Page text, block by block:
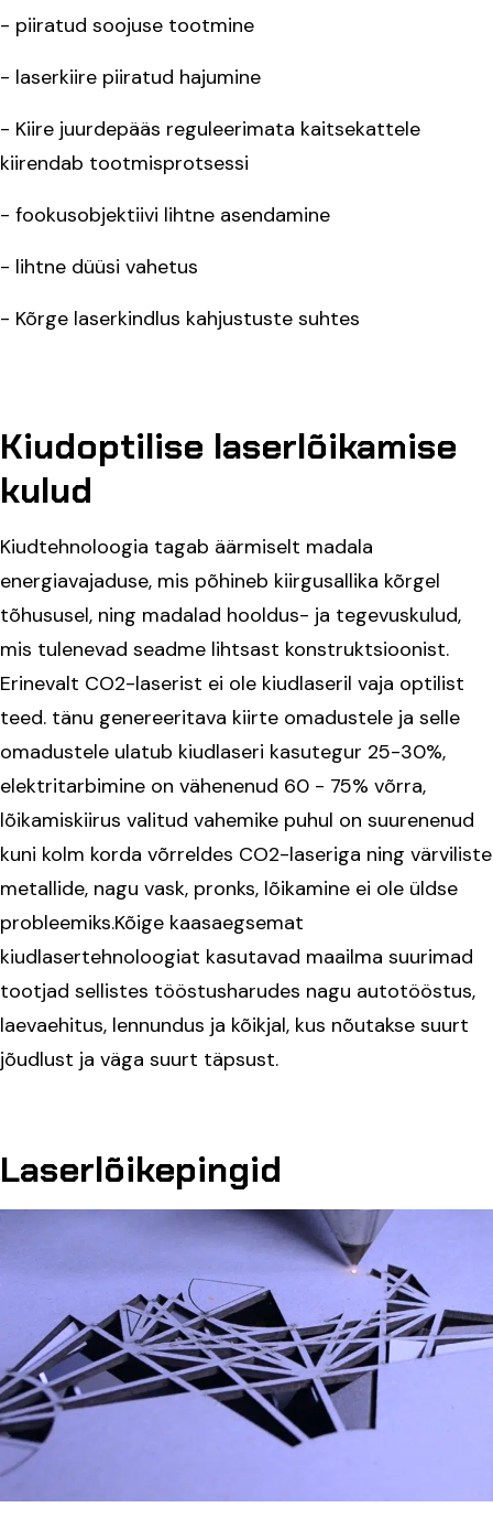
- piiratud soojuse tootmine
- laserkiire piiratud hajumine
- Kiire juurdepääs reguleerimata kaitsekattele
kiirendab tootmisprotsessi
- fookusobjektiivi lihtne asendamine
- lihtne düüsi vahetus
- Kõrge laserkindlus kahjustuste suhtes
Kiudoptilise laserlõikamise
kulud
Kiudtehnoloogia tagab äärmiselt madala
energiavajaduse, mis põhineb kiirgusallika kõrgel
tõhususel, ning madalad hooldus- ja tegevuskulud,
mis tulenevad seadme lihtsast konstruktsioonist.
Erinevalt CO2-laserist ei ole kiudlaseril vaja optilist
teed. tänu genereeritava kiirte omadustele ja selle
omadustele ulatub kiudlaseri kasutegur 25-30%,
elektritarbimine on vähenenud 60 - 75% võrra,
lõikamiskiirus valitud vahemike puhul on suurenenud
kuni kolm korda võrreldes CO2-laseriga ning värviliste
metallide, nagu vask, pronks, lõikamine ei ole üldse
probleemiks.Kõige kaasaegsemat
kiudlasertehnoloogiat kasutavad maailma suurimad
tootjad sellistes tööstusharudes nagu autotööstus,
laevaehitus, lennundus ja kõikjal, kus nõutakse suurt
jõudlust ja väga suurt täpsust.
Laserlõikepingid